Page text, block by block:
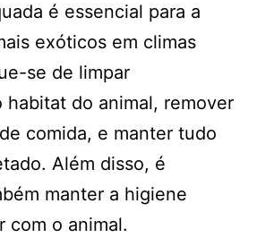
é essencial para a
exóticos em climas
se de limpar
habitat do animal, remover
comida, e manter tudo
Além disso, é
manter a higiene
com o animal.